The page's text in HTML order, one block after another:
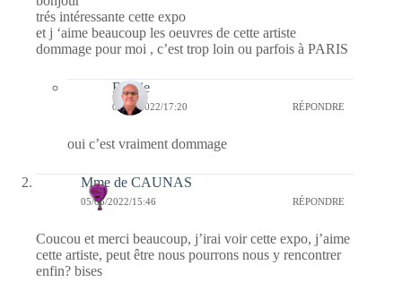
trés intéressante cette expo
et j ‘aime beaucoup les oeuvres de cette artiste
dommage pour moi , c’est trop loin ou parfois à PARIS
Bernie
07/06/2022/17:20 RÉPONDRE
oui c’est vraiment dommage
Mme de CAUNAS
05/06/2022/15:46 RÉPONDRE
Coucou et merci beaucoup, j’irai voir cette expo, j’aime
cette artiste, peut être nous pourrons nous y rencontrer
enfin? bises